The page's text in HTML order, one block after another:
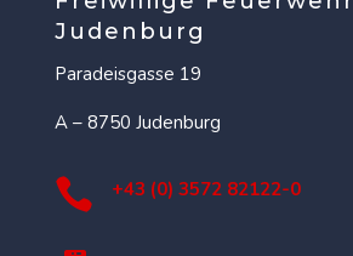
Judenburg
Paradeisgasse 19
A – 8750 Judenburg
 +43 (0) 3572 82122-0